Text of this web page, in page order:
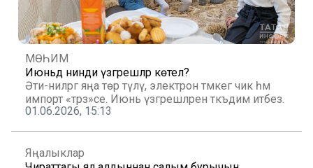
МӨҺИМ
Июньдә нинди үзгәрешләр көтелә?
Әти-әниләргә яңа төр түләү, электрон тәмәкегә чик һәм
импорт «тәрәзә»се. Июнь үзгәрешләрен тәкъдим итәбез.
01.06.2026, 15:13
Яңалыклар